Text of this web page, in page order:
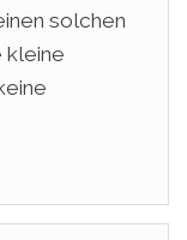
solchen
kleine